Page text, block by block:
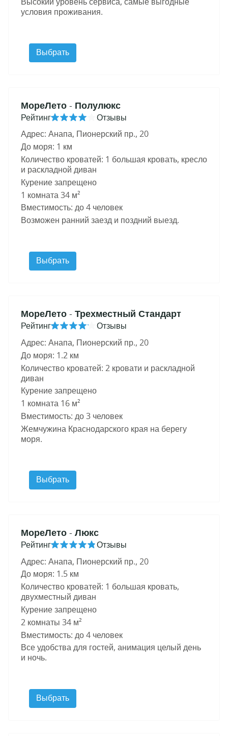
Высокий уровень сервиса, самые выгодные
условия проживания.
Выбрать
МореЛето - Полулюкс
Рейтинг Отзывы
Адрес: Анапа, Пионерский пр., 20
До моря: 1 км
Количество кроватей: 1 большая кровать, кресло
и раскладной диван
Курение запрещено
1 комната 34 м²
Вместимость: до 4 человек
Возможен ранний заезд и поздний выезд.
Выбрать
МореЛето - Трехместный Стандарт
Рейтинг Отзывы
Адрес: Анапа, Пионерский пр., 20
До моря: 1.2 км
Количество кроватей: 2 кровати и раскладной
диван
Курение запрещено
1 комната 16 м²
Вместимость: до 3 человек
Жемчужина Краснодарского края на берегу
моря.
Выбрать
МореЛето - Люкс
Рейтинг Отзывы
Адрес: Анапа, Пионерский пр., 20
До моря: 1.5 км
Количество кроватей: 1 большая кровать,
двухместный диван
Курение запрещено
2 комнаты 34 м²
Вместимость: до 4 человек
Все удобства для гостей, анимация целый день
и ночь.
Выбрать
Подробнее